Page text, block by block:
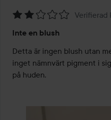
2
av
5
Verifierad
Inte en blush
Detta är ingen blush utan
inget nämnvärt pigment i
på huden.